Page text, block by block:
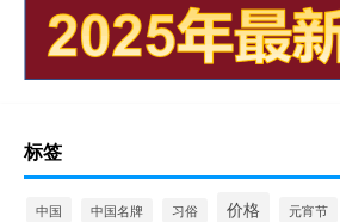
标签
中国 中国名牌 习俗 价格 元宵节